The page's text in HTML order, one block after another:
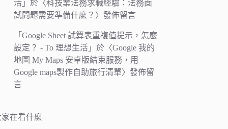
活 」於〈科技業法務求職經驗：法務面
試問題需要準備什麼？ 〉發佈留言
「Google Sheet 試算表重複值提示，怎麼
設定？ - To 理想生活 」於〈Google 我的
地圖 My Maps 安卓版結束服務，用
Google maps製作自助旅行清單〉發佈留
言
家在看什麼